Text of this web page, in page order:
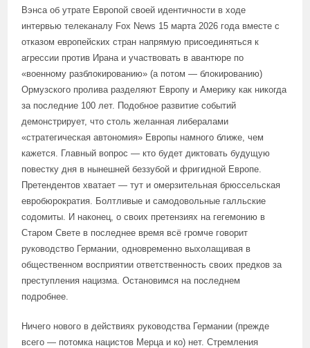
Вэнса об утрате Европой своей идентичности в ходе
интервью телеканалу Fox News 15 марта 2026 года вместе с
отказом европейских стран напрямую присоединяться к
агрессии против Ирана и участвовать в авантюре по
«военному разблокированию» (а потом — блокированию)
Ормузского пролива разделяют Европу и Америку как никогда
за последние 100 лет. Подобное развитие событий
демонстрирует, что столь желанная либералами
«стратегическая автономия» Европы намного ближе, чем
кажется. Главный вопрос — кто будет диктовать будущую
повестку дня в нынешней беззубой и фригидной Европе.
Претендентов хватает — тут и омерзительная брюссельская
евробюрократия. Болтливые и самодовольные галльские
содомиты. И наконец, о своих претензиях на гегемонию в
Старом Свете в последнее время всё громче говорит
руководство Германии, одновременно выхолащивая в
общественном восприятии ответственность своих предков за
преступления нацизма. Остановимся на последнем
подробнее.
Ничего нового в действиях руководства Германии (прежде
всего — потомка нацистов Мерца и ко) нет. Стремления